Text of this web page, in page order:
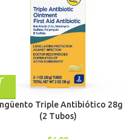
Triple Antibiótico 28g
(2 Tubos)